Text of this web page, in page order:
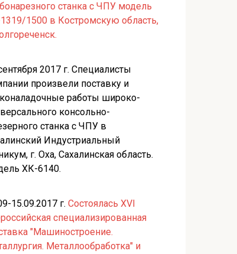
станка с ЧПУ модель
1500 в Костромскую область,
2017 г. Специалисты
произвели поставку и
работы широко-
консольно-
станка с ЧПУ в
Индустриальный
г. Оха, Сахалинская область.
ХК-6140.
15.09.2017 г. Состоялась XVI
специализированная
"Машиностроение.
Металлообработка" и